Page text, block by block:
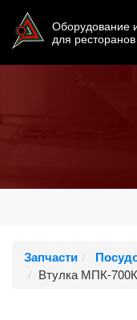
Оборудование
для ресторанов
Запчасти
Втулка МПК-